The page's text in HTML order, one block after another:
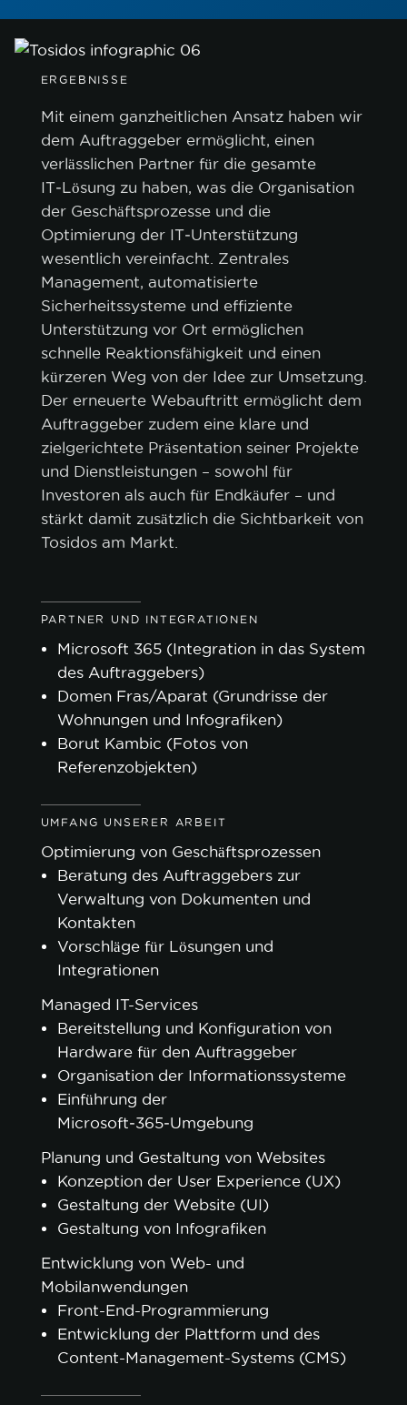
ERGEBNISSE
Mit einem ganzheitlichen Ansatz haben wir
dem Auftraggeber ermöglicht, einen
verlässlichen Partner für die gesamte
IT‑Lösung zu haben, was die Organisation
der Geschäftsprozesse und die
Optimierung der IT‑Unterstützung
wesentlich vereinfacht. Zentrales
Management, automatisierte
Sicherheitssysteme und effiziente
Unterstützung vor Ort ermöglichen
schnelle Reaktionsfähigkeit und einen
kürzeren Weg von der Idee zur Umsetzung.
Der erneuerte Webauftritt ermöglicht dem
Auftraggeber zudem eine klare und
zielgerichtete Präsentation seiner Projekte
und Dienstleistungen – sowohl für
Investoren als auch für Endkäufer – und
stärkt damit zusätzlich die Sichtbarkeit von
Tosidos am Markt.
PARTNER UND INTEGRATIONEN
Microsoft 365 (Integration in das System
des Auftraggebers)
Domen Fras/Aparat (Grundrisse der
Wohnungen und Infografiken)
Borut Kambic (Fotos von
Referenzobjekten)
UMFANG UNSERER ARBEIT
Optimierung von Geschäftsprozessen
Beratung des Auftraggebers zur
Verwaltung von Dokumenten und
Kontakten
Vorschläge für Lösungen und
Integrationen
Managed IT-Services
Bereitstellung und Konfiguration von
Hardware für den Auftraggeber
Organisation der Informationssysteme
Einführung der
Microsoft‑365‑Umgebung
Planung und Gestaltung von Websites
Konzeption der User Experience (UX)
Gestaltung der Website (UI)
Gestaltung von Infografiken
Entwicklung von Web- und
Mobilanwendungen
Front-End-Programmierung
Entwicklung der Plattform und des
Content-Management-Systems (CMS)